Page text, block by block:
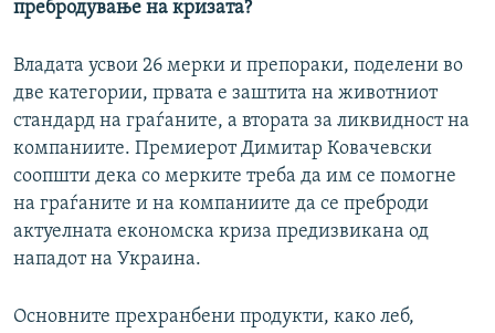
пребродување на кризата?
Владата усвои 26 мерки и препораки, поделени во
две категории, првата е заштита на животниот
стандард на граѓаните, а втората за ликвидност на
компаниите. Премиерот Димитар Ковачевски
соопшти дека со мерките треба да им се помогне
на граѓаните и на компаниите да се преброди
актуелната економска криза предизвикана од
нападот на Украина.
Основните прехранбени продукти, како леб,